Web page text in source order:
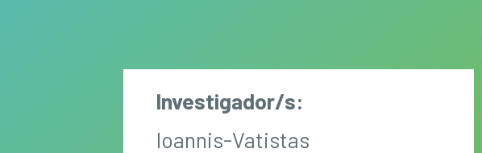
Investigador/s:
Ioannis-Vatistas